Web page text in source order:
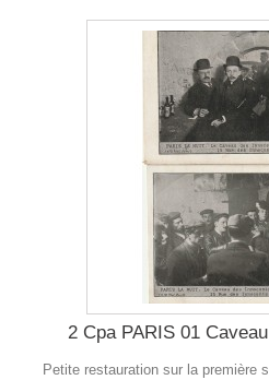
2 Cpa PARIS 01
Petite restauration sur la première